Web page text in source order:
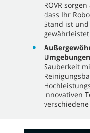
ROVR
dass Ihr
Stand ist
gewährleistet.
Sauberkeit
innovativen